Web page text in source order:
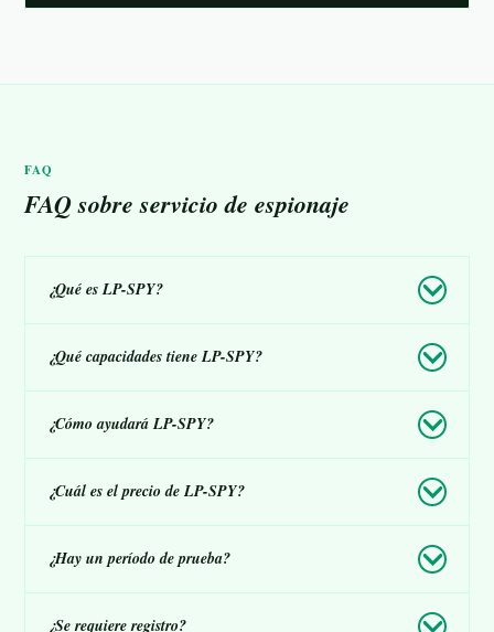
FAQ
FAQ sobre servicio de espionaje
¿Qué es LP-SPY?
¿Qué capacidades tiene LP-SPY?
¿Cómo ayudará LP-SPY?
¿Cuál es el precio de LP-SPY?
¿Hay un período de prueba?
¿Se requiere registro?